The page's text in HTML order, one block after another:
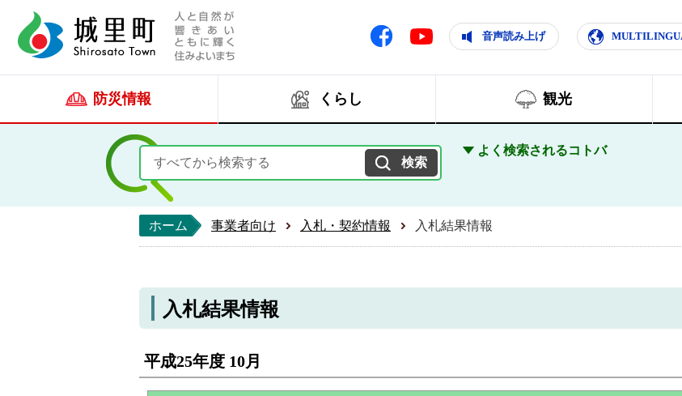
人と自然が響きあいともに輝く住みよいまち
Facebook Youtube 音声読み上げ
防災情報 くらし 観光
よく検索されるコトバ
ホーム 事業者向け 入札・契約情報 入札結果情報
入札結果情報
平成25年度 10月